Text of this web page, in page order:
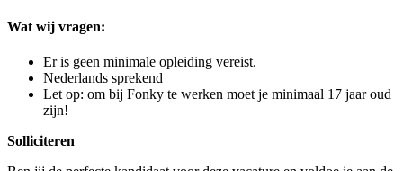
Wat wij vragen:
Er is geen minimale opleiding vereist.
Nederlands sprekend
Let op: om bij Fonky te werken moet je minimaal 17 jaar oud
zijn!
Solliciteren